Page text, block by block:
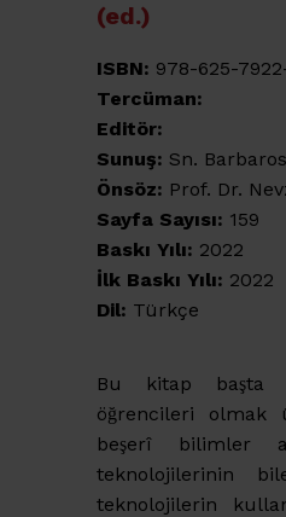
(ed.)
ISBN: 978-625-
Tercüman:
Editör:
Sunuş: Sn.
Önsöz: Prof. Dr.
Sayfa Sayısı: 159
Baskı Yılı: 2022
İlk Baskı Yılı: 2022
Dil: Türkçe
Bu kitap başta
öğrencileri olmak
beşerî bilimler
teknolojilerinin
teknolojilerin